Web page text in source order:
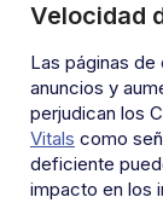
Velocidad
Las páginas de
anuncios y
perjudican los
Vitals como
deficiente
impacto en los